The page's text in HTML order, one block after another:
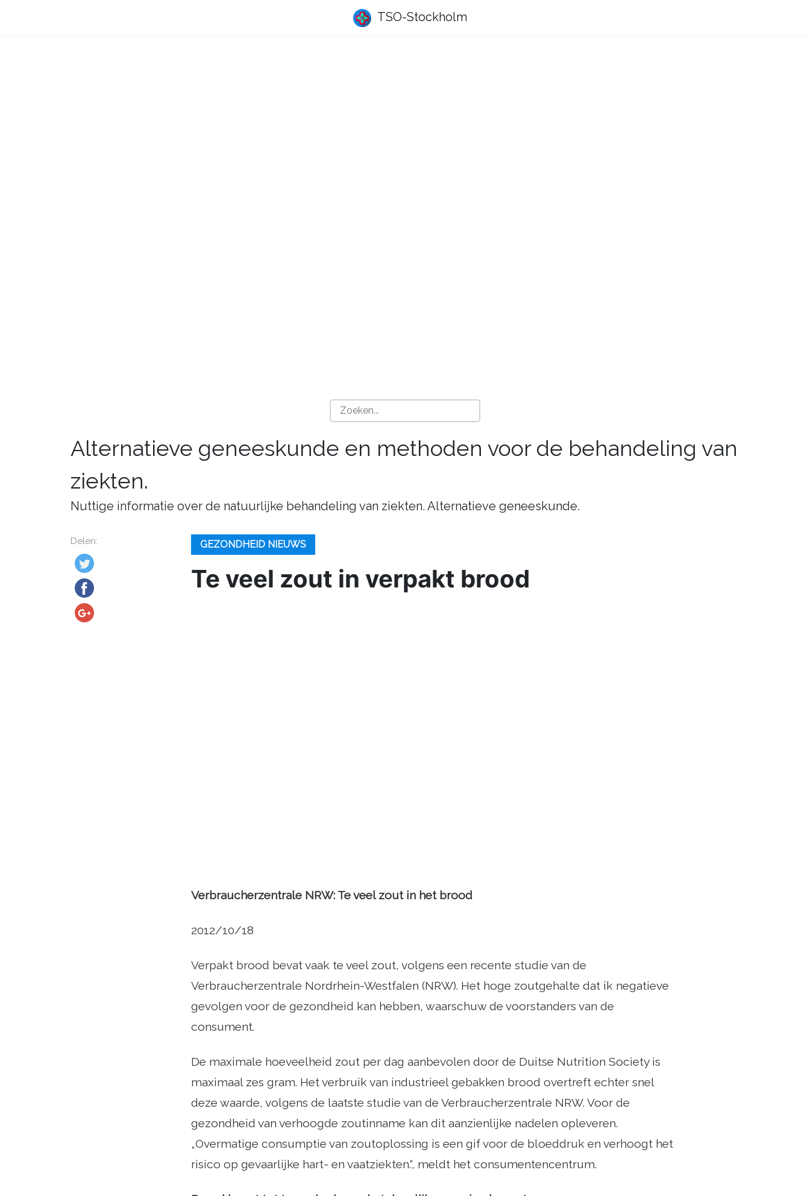
TSO-Stockholm
Alternatieve geneeskunde en methoden voor de behandeling van
ziekten.
Nuttige informatie over de natuurlijke behandeling van ziekten. Alternatieve geneeskunde.
Delen: GEZONDHEID NIEUWS
Te veel zout in verpakt brood
Verbraucherzentrale NRW: Te veel zout in het brood
2012/10/18
Verpakt brood bevat vaak te veel zout, volgens een recente studie van de
Verbraucherzentrale Nordrhein-Westfalen (NRW). Het hoge zoutgehalte dat ik negatieve
gevolgen voor de gezondheid kan hebben, waarschuw de voorstanders van de
consument.
De maximale hoeveelheid zout per dag aanbevolen door de Duitse Nutrition Society is
maximaal zes gram. Het verbruik van industrieel gebakken brood overtreft echter snel
deze waarde, volgens de laatste studie van de Verbraucherzentrale NRW. Voor de
gezondheid van verhoogde zoutinname kan dit aanzienlijke nadelen opleveren.
„Overmatige consumptie van zoutoplossing is een gif voor de bloeddruk en verhoogt het
risico op gevaarlijke hart- en vaatziekten.“, meldt het consumentencentrum.